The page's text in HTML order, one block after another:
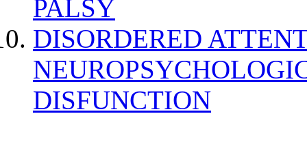
PALSY
DISORDERED
DISFUNCTION